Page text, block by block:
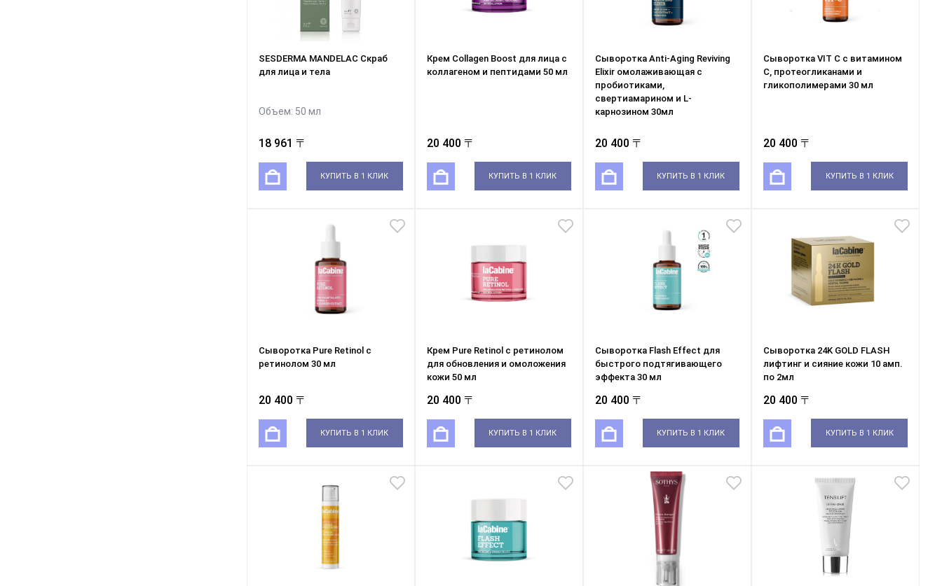
SESDERMA MANDELAC Скраб
для лица и тела
Объем: 50 мл
18 961 〒
КУПИТЬ В 1 КЛИК
Крем Collagen Boost для лица с
коллагеном и пептидами 50 мл
20 400 〒
КУПИТЬ В 1 КЛИК
Сыворотка Anti-Aging Reviving
Elixir омолаживающая с
пробиотиками,
свертиамарином и L-
карнозином 30мл
20 400 〒
КУПИТЬ В 1 КЛИК
Сыворотка VIT C с витамином
С, протеогликанами и
гликополимерами 30 мл
20 400 〒
КУПИТЬ В 1 КЛИК
Сыворотка Pure Retinol с
ретинолом 30 мл
20 400 〒
КУПИТЬ В 1 КЛИК
Крем Pure Retinol с ретинолом
для обновления и омоложения
кожи 50 мл
20 400 〒
КУПИТЬ В 1 КЛИК
Cыворотка Flash Effect для
быстрого подтягивающего
эффекта 30 мл
20 400 〒
КУПИТЬ В 1 КЛИК
Сыворотка 24K GOLD FLASH
лифтинг и сияние кожи 10 амп.
по 2мл
20 400 〒
КУПИТЬ В 1 КЛИК